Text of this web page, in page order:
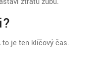
to je ten klíčový čas.